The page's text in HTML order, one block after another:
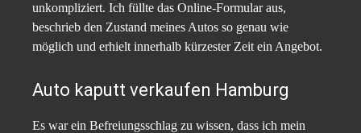
unkompliziert. Ich füllte das Online-Formular aus,
beschrieb den Zustand meines Autos so genau wie
möglich und erhielt innerhalb kürzester Zeit ein Angebot.
Auto kaputt verkaufen Hamburg
Es war ein Befreiungsschlag zu wissen, dass ich mein